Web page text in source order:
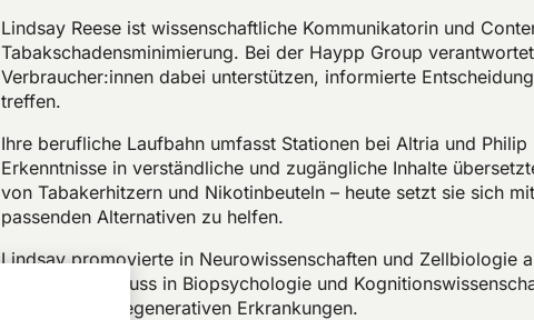
Lindsay Reese ist wissenschaftliche Kommunikatorin und
Tabakschadensminimierung. Bei der Haypp Group
Verbraucher:innen dabei unterstützen, informierte
treffen.
Ihre berufliche Laufbahn umfasst Stationen bei Altria und
Erkenntnisse in verständliche und zugängliche Inhalte
von Tabakerhitzern und Nikotinbeuteln – heute setzt sie sich
passenden Alternativen zu helfen.
Lindsay promovierte in Neurowissenschaften und Zellbiologie
Bachelorabschluss in Biopsychologie und
lag auf neurodegenerativen Erkrankungen.